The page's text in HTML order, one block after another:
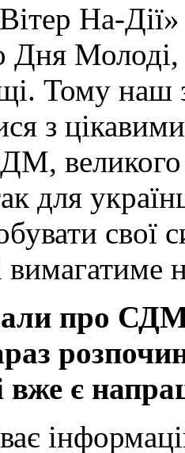
На-
Дня Молоді,
Тому наш
з
великого
для
свої
про СДМ
вже є